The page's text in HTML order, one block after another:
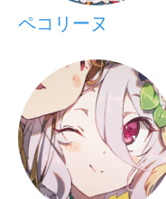
ペコリーヌ